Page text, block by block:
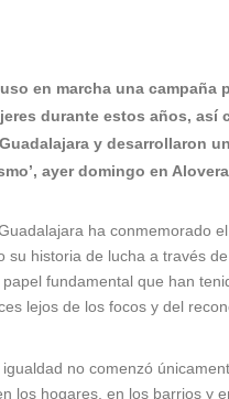
en marcha una campaña
durante estos años, así
y desarrollaron
ayer domingo en
ha conmemorado
historia de lucha a través
fundamental que han
lejos de los focos y del
no comenzó
los hogares, en los barrios y